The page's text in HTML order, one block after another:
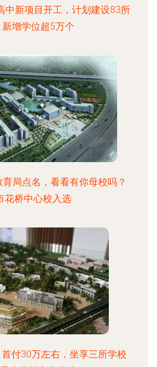
中新项目开工，计划建设83所
增学位超5万个
局点名，看看有你母校吗？
花桥中心校入选
首付30万左右，坐享三所学校